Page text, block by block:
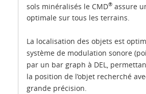
sols minéralisés le CMD® assure
optimale sur tous les terrains.
La localisation des objets est
système de modulation sonore
par un bar graph à DEL,
la position de l’objet recherché
grande précision.